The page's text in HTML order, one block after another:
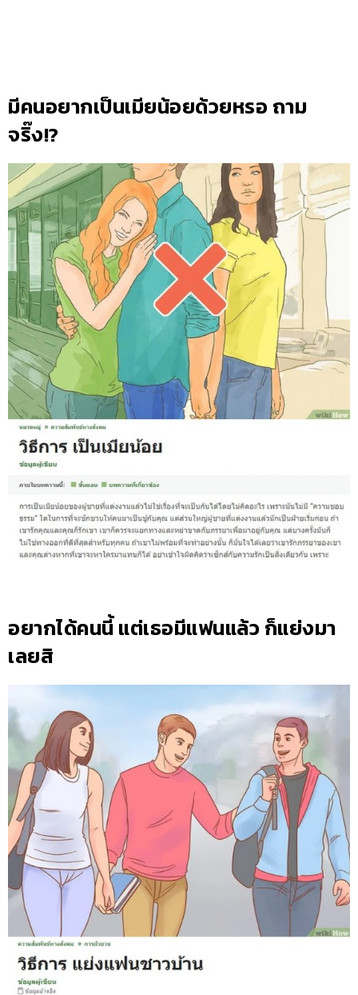
มีคนอยากเป็นเมียน้อยด้วยหรอ ถาม
จริ๊ง!?
อยากได้คนนี้ แต่เธอมีแฟนแล้ว ก็แย่งมา
เลยสิ